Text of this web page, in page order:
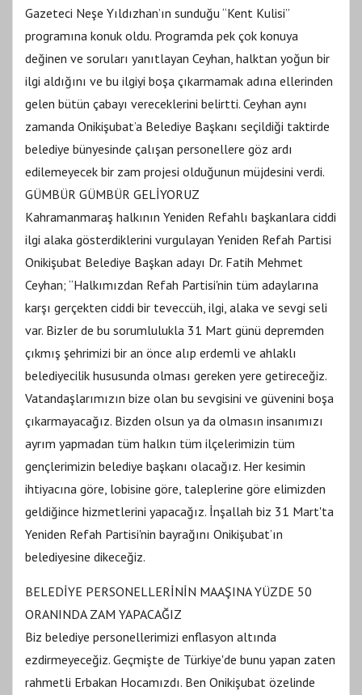
Gazeteci Neşe Yıldızhan’ın sunduğu “Kent Kulisi”
programına konuk oldu. Programda pek çok konuya
değinen ve soruları yanıtlayan Ceyhan, halktan yoğun bir
ilgi aldığını ve bu ilgiyi boşa çıkarmamak adına ellerinden
gelen bütün çabayı vereceklerini belirtti. Ceyhan aynı
zamanda Onikişubat’a Belediye Başkanı seçildiği taktirde
belediye bünyesinde çalışan personellere göz ardı
edilemeyecek bir zam projesi olduğunun müjdesini verdi.
GÜMBÜR GÜMBÜR GELİYORUZ
Kahramanmaraş halkının Yeniden Refahlı başkanlara ciddi
ilgi alaka gösterdiklerini vurgulayan Yeniden Refah Partisi
Onikişubat Belediye Başkan adayı Dr. Fatih Mehmet
Ceyhan; “Halkımızdan Refah Partisi'nin tüm adaylarına
karşı gerçekten ciddi bir teveccüh, ilgi, alaka ve sevgi seli
var. Bizler de bu sorumlulukla 31 Mart günü depremden
çıkmış şehrimizi bir an önce alıp erdemli ve ahlaklı
belediyecilik hususunda olması gereken yere getireceğiz.
Vatandaşlarımızın bize olan bu sevgisini ve güvenini boşa
çıkarmayacağız. Bizden olsun ya da olmasın insanımızı
ayrım yapmadan tüm halkın tüm ilçelerimizin tüm
gençlerimizin belediye başkanı olacağız. Her kesimin
ihtiyacına göre, lobisine göre, taleplerine göre elimizden
geldiğince hizmetlerini yapacağız. İnşallah biz 31 Mart'ta
Yeniden Refah Partisi'nin bayrağını Onikişubat’ın
belediyesine dikeceğiz.
BELEDİYE PERSONELLERİNİN MAAŞINA YÜZDE 50
ORANINDA ZAM YAPACAĞIZ
Biz belediye personellerimizi enflasyon altında
ezdirmeyeceğiz. Geçmişte de Türkiye'de bunu yapan zaten
rahmetli Erbakan Hocamızdı. Ben Onikişubat özelinde